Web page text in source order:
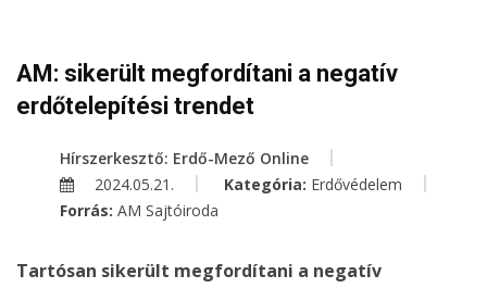
AM: sikerült megfordítani a negatív
erdőtelepítési trendet
Hírszerkesztő: Erdő-Mező Online
2024.05.21.
Kategória: Erdővédelem
Forrás: AM Sajtóiroda
Tartósan sikerült megfordítani a negatív